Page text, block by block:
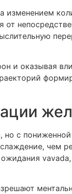
изменением
от
и оказывая
но с
чем